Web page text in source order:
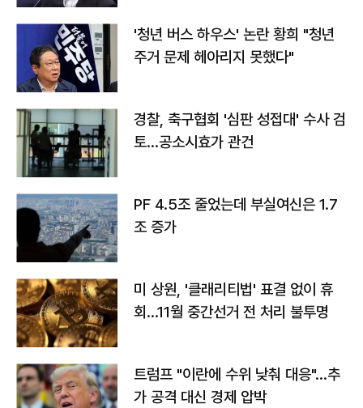
'청년 버스 하우스' 논란 황희 "청년
주거 문제 헤아리지 못했다"
경찰, 축구협회 '심판 성접대' 수사 검
토…공소시효가 관건
PF 4.5조 줄었는데 부실여신은 1.7
조 증가
미 상원, '클래리티법' 표결 없이 휴
회…11월 중간선거 전 처리 불투명
트럼프 "이란에 수위 낮춰 대응"…추
가 공격 대신 경제 압박